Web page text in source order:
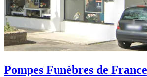
Pompes Funèbres de France